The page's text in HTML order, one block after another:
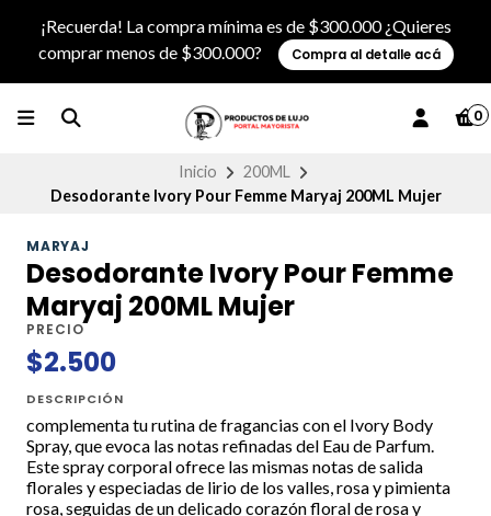
¡Recuerda! La compra mínima es de $300.000 ¿Quieres
comprar menos de $300.000?
Compra al detalle acá
0
Inicio
200ML
Desodorante Ivory Pour Femme Maryaj 200ML Mujer
MARYAJ
Desodorante Ivory Pour Femme
Maryaj 200ML Mujer
PRECIO
$2.500
DESCRIPCIÓN
complementa tu rutina de fragancias con el Ivory Body
Spray, que evoca las notas refinadas del Eau de Parfum.
Este spray corporal ofrece las mismas notas de salida
florales y especiadas de lirio de los valles, rosa y pimienta
rosa, seguidas de un delicado corazón floral de rosa y